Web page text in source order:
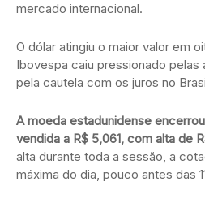
mercado internacional.
O dólar atingiu o maior valor em
Ibovespa caiu pressionado
pela cautela com os juros no
A moeda estadunidense
vendida a R$ 5,061, com alta de
alta durante toda a sessão, a
máxima do dia, pouco antes das